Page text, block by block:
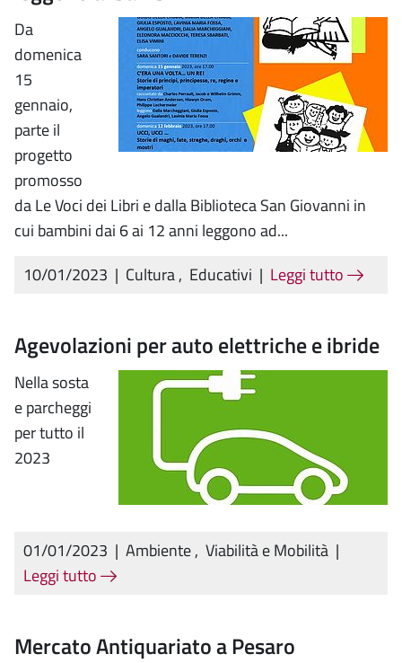
Da
domenica
15
gennaio,
parte il
progetto
promosso
da Le Voci dei Libri e dalla Biblioteca San Giovanni in
cui bambini dai 6 ai 12 anni leggono ad...
10/01/2023 | Cultura, Educativi | Leggi tutto
Agevolazioni per auto elettriche e ibride
Nella sosta
e parcheggi
per tutto il
2023
01/01/2023 | Ambiente, Viabilità e Mobilità |
Leggi tutto
Mercato Antiquariato a Pesaro